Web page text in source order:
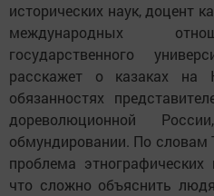
исторических наук, доцент
международных
государственного
расскажет о казаках
обязанностях
дореволюционной
обмундировании. По словам
проблема
что сложно объяснить